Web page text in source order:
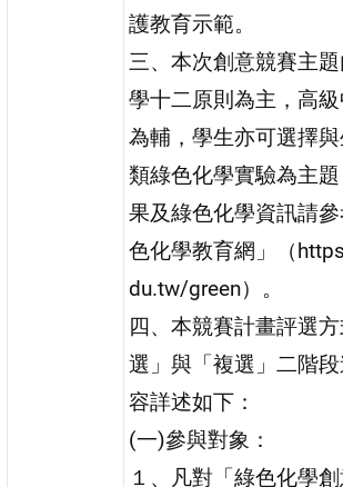
護教育示範。
三、本次創意競賽主
學十二原則為主，高
為輔，學生亦可選擇
類綠色化學實驗為主
果及綠色化學資訊請
色化學教育網」（
du.tw/green）。
四、本競賽計畫評選
選」與「複選」二階
容詳述如下：
(一)參與對象：
１、凡對「綠色化學